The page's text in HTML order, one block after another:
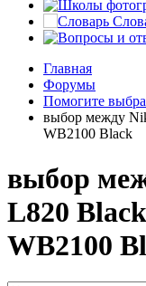
Главная
Форумы
Помогите
выбор между
WB2100 Black
выбор
L820
WB2100